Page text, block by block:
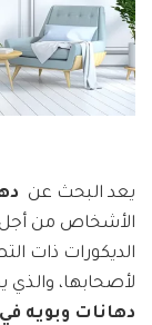
يعد البحث عن
الأشخاص من أجل
الديكورات ذات
لأصحابها،
دهانات وبويه